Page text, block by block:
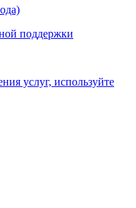
поддержки
услуг, используйте